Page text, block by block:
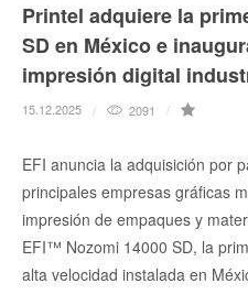
Printel adquiere la
SD en México e
impresión digital
15.12.2025 2091
EFI anuncia la adquisición por
principales empresas gráficas
impresión de empaques y
EFI™ Nozomi 14000 SD, la
alta velocidad instalada en